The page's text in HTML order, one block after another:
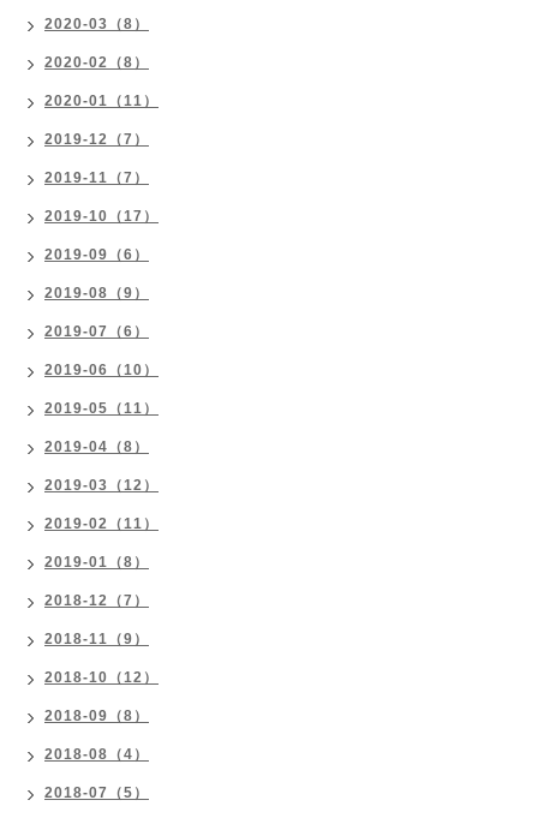
2020-03（8）
2020-02（8）
2020-01（11）
2019-12（7）
2019-11（7）
2019-10（17）
2019-09（6）
2019-08（9）
2019-07（6）
2019-06（10）
2019-05（11）
2019-04（8）
2019-03（12）
2019-02（11）
2019-01（8）
2018-12（7）
2018-11（9）
2018-10（12）
2018-09（8）
2018-08（4）
2018-07（5）